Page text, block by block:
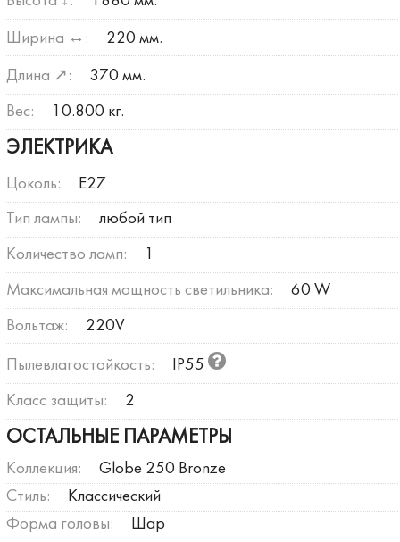
Ширина ↔: 220 мм.
Длина ↗: 370 мм.
Вес: 10.800 кг.
ЭЛЕКТРИКА
Цоколь: E27
Тип лампы: любой тип
Количество ламп: 1
Максимальная мощность светильника: 60 W
Вольтаж: 220V
Пылевлагостойкость: IP55
Класс защиты: 2
ОСТАЛЬНЫЕ ПАРАМЕТРЫ
Коллекция:
Globe 250 Bronze
Стиль:
Классический
Форма головы:
Шар